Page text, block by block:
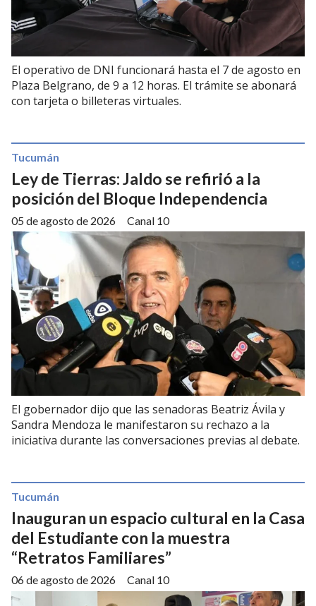
El operativo de DNI funcionará hasta el 7 de agosto en
Plaza Belgrano, de 9 a 12 horas. El trámite se abonará
con tarjeta o billeteras virtuales.
Ley de Tierras: Jaldo se refirió a la
posición del Bloque Independencia
Canal 10
Tucumán
05 de agosto de 2026
El gobernador dijo que las senadoras Beatriz Ávila y
Sandra Mendoza le manifestaron su rechazo a la
iniciativa durante las conversaciones previas al debate.
Inauguran un espacio cultural en la Casa
del Estudiante con la muestra
“Retratos Familiares”
Canal 10
Tucumán
06 de agosto de 2026